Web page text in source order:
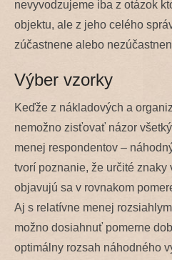
nevyvodzujeme iba z otázok
objektu, ale z jeho celého
zúčastnene alebo
Výber vzorky
Keďže z nákladových a
nemožno zisťovať názor
menej respondentov –
tvorí poznanie, že určité znaky
objavujú sa v rovnakom
Aj s relatívne menej
možno dosiahnuť pomerne
optimálny rozsah náhodného